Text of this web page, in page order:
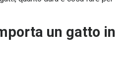
un gatto in